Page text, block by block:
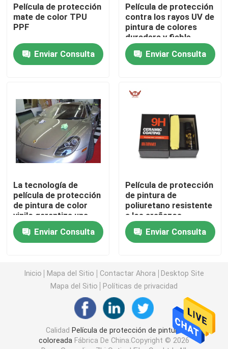
Contacto
noticias
Película de protección de pintura coloreada
Película de la protección de la pintura de TPU
Película de protección de pintura TPH
Tinte de las ventanillas del coche
Película de vinilo PET
Película del vinilo del PVC
Libro de la muestra del abrigo del coche
Herramienta de envoltura de coche
Película de protección
mate de color TPU
PPF
Enviar Consulta
Película de protección
contra los rayos UV de
pintura de colores
duradera y fiable
Enviar Consulta
La tecnología de
película de protección
de pintura de color
vinilo garantiza una
resistencia a los
arañazos de 0,2 mm
Enviar Consulta
Película de protección
de pintura de
poliuretano resistente
a los arañazos
Enviar Consulta
Inicio Mapa del Sitio Contactar Ahora
Desktop Site
Mapa del Sitio
Políticas de privacidad
Calidad Película de protección de pintura
coloreada Fábrica De China.Copyright © 2026